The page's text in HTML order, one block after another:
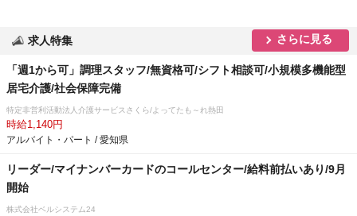
求人特集 さらに見る
「週1から可」調理スタッフ/無資格可/シフト相談可/小規模多機能型
居宅介護/社会保障完備
特定非営利活動法人介護サービスさくら/よってたも～れ熱田
時給1,140円
アルバイト・パート / 愛知県
リーダー/マイナンバーカードのコールセンター/給料前払いあり/9月
開始
株式会社ベルシステム24